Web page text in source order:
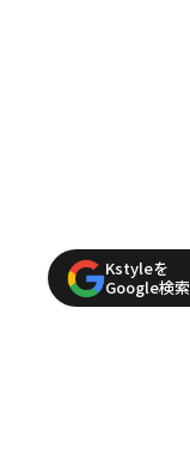
Kstyleを
Google検